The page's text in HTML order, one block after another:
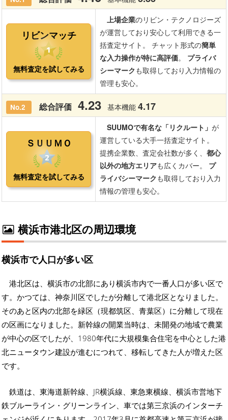
横浜市港北区の周辺環境
横浜市で人口が多い区
港北区は、横浜市の北部にあり横浜市内で一番人口が多い区で
す。かつては、神奈川区でしたが分離して港北区となりました。
そのあと区内の北部を緑区（現都筑区、青葉区）に分離して現在
の区画になりました。新幹線の開業当時は、未開発の地域で農業
が中心の区でしたが、1980年代に大規模集合住宅を中心とした港
北ニュータウン建設が進むにつれて、移転してきた人が増えた区
です。
鉄道は、東海道新幹線、JR横浜線、東急東横線、横浜市営地下
鉄ブルーライン・グリーンライン、車では第三京浜のインターチ